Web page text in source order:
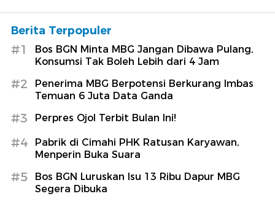
Berita Terpopuler
#1
Bos BGN Minta MBG Jangan Dibawa Pulang,
Konsumsi Tak Boleh Lebih dari 4 Jam
#2
Penerima MBG Berpotensi Berkurang Imbas
Temuan 6 Juta Data Ganda
#3 Perpres Ojol Terbit Bulan Ini!
#4
Pabrik di Cimahi PHK Ratusan Karyawan,
Menperin Buka Suara
#5
Bos BGN Luruskan Isu 13 Ribu Dapur MBG
Segera Dibuka